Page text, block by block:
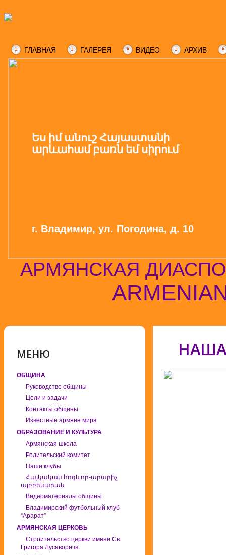
ГЛАВНАЯ ГАЛЕРЕЯ ВИДЕО АРХИВ
Ես իմ անուշ Հայաստանի
արևահամ բառն եմ սիրում
г. Владимир, ул. Погодина, д. 10
АРМЯНСКАЯ
МЕНЮ
ОБЩИНА
Руководство общины
Цели и задачи
Контакты общины
Известные армяне мира
ОБРАЗОВАНИЕ И КУЛЬТУРА
Армянская школа
Родительский комитет
Наши клубы
Հայկական հոգևոր-արարիչ
այբբենարան
Видеоматериалы общины
Владимирский футбольный клуб
“Арарат”
АРМЯНСКАЯ ЦЕРКОВЬ
Строительство церкви имени Св.
Григора Лусаворича